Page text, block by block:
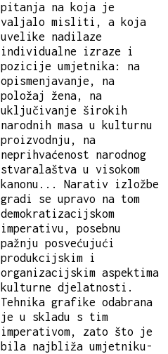
pitanja na koja je
valjalo misliti, a koja
uvelike nadilaze
individualne izraze i
pozicije umjetnika: na
opismenjavanje, na
položaj žena, na
uključivanje širokih
narodnih masa u kulturnu
proizvodnju, na
neprihvaćenost narodnog
stvaralaštva u visokom
kanonu... Narativ izložbe
gradi se upravo na tom
demokratizacijskom
imperativu, posebnu
pažnju posvećujući
produkcijskim i
organizacijskim aspektima
kulturne djelatnosti.
Tehnika grafike odabrana
je u skladu s tim
imperativom, zato što je
bila najbliža umjetniku-